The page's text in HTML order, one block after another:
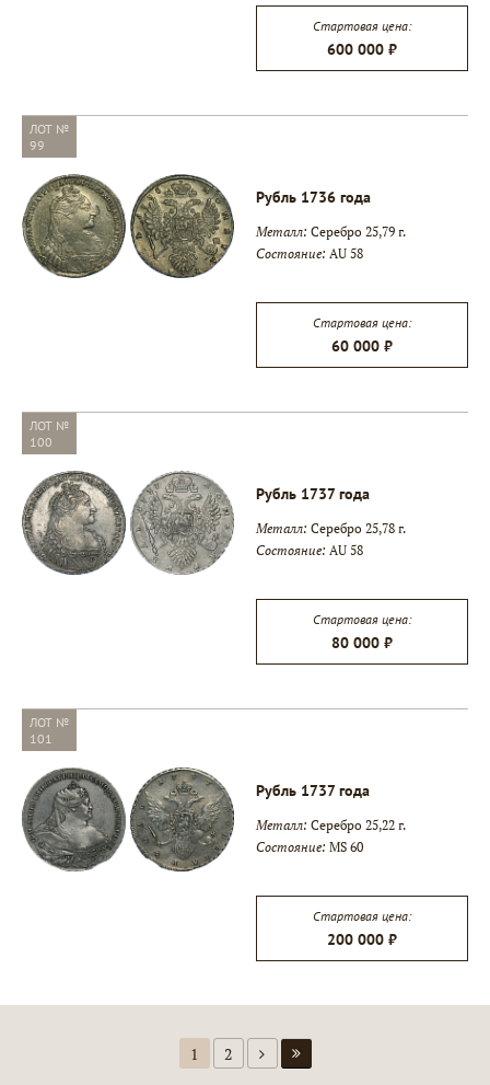
Стартовая цена:
600 000 ₽
ЛОТ №
99
Рубль 1736 года
Металл: Серебро 25,79 г.
Состояние: AU 58
Стартовая цена:
60 000 ₽
ЛОТ №
100
Рубль 1737 года
Металл: Серебро 25,78 г.
Состояние: AU 58
Стартовая цена:
80 000 ₽
ЛОТ №
101
Рубль 1737 года
Металл: Серебро 25,22 г.
Состояние: MS 60
Стартовая цена:
200 000 ₽
1 2